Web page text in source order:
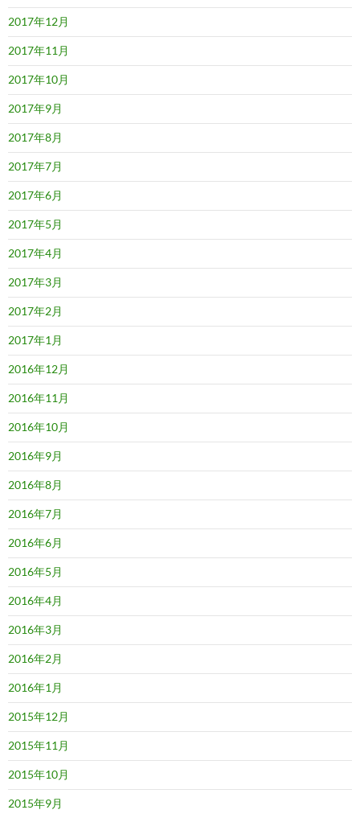
2017年12月
2017年11月
2017年10月
2017年9月
2017年8月
2017年7月
2017年6月
2017年5月
2017年4月
2017年3月
2017年2月
2017年1月
2016年12月
2016年11月
2016年10月
2016年9月
2016年8月
2016年7月
2016年6月
2016年5月
2016年4月
2016年3月
2016年2月
2016年1月
2015年12月
2015年11月
2015年10月
2015年9月